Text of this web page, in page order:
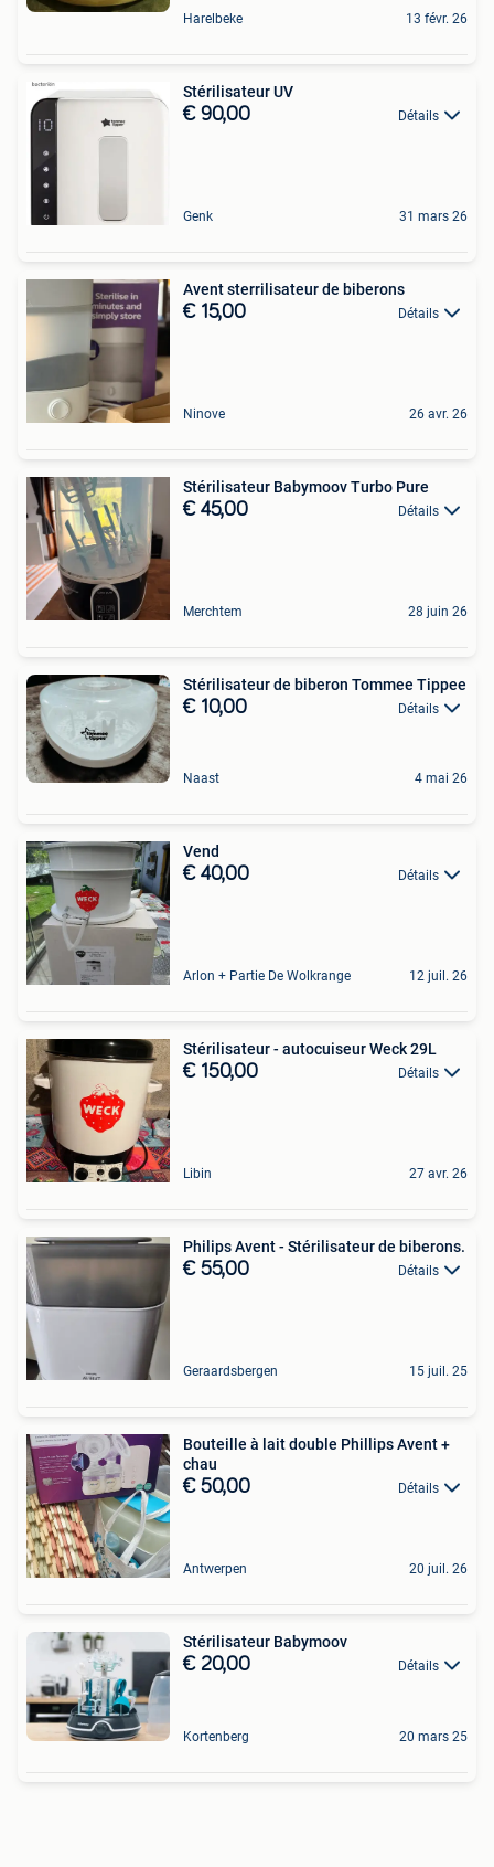
Harelbeke 13 févr. 26
Stérilisateur UV
€ 90,00 Détails
Genk 31 mars 26
Avent sterrilisateur de biberons
€ 15,00 Détails
Ninove 26 avr. 26
Stérilisateur Babymoov Turbo Pure
€ 45,00 Détails
Merchtem 28 juin 26
Stérilisateur de biberon Tommee Tippee
€ 10,00 Détails
Naast 4 mai 26
Vend
€ 40,00 Détails
Arlon + Partie De Wolkrange 12 juil. 26
Stérilisateur - autocuiseur Weck 29L
€ 150,00 Détails
Libin 27 avr. 26
Philips Avent - Stérilisateur de biberons.
€ 55,00 Détails
Geraardsbergen 15 juil. 25
Bouteille à lait double Phillips Avent +
chau
€ 50,00 Détails
Antwerpen 20 juil. 26
Stérilisateur Babymoov
€ 20,00 Détails
Kortenberg 20 mars 25